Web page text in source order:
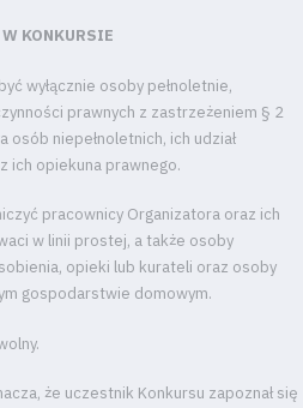
KONKURSIE
wyłącznie osoby pełnoletnie,
prawnych z zastrzeżeniem § 2
niepełnoletnich, ich udział
ich opiekuna prawnego.
pracownicy Organizatora oraz ich
w linii prostej, a także osoby
opieki lub kurateli oraz osoby
gospodarstwie domowym.
że uczestnik Konkursu zapoznał się